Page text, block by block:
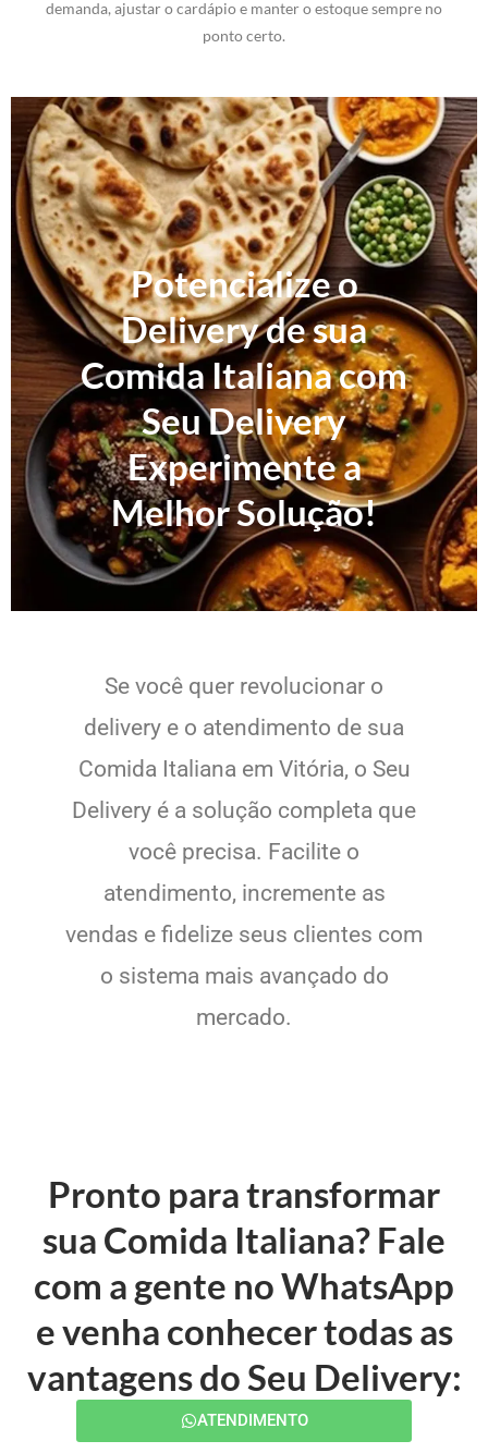
demanda, ajustar o cardápio e manter o estoque sempre no
ponto certo.
Potencialize o
Delivery de sua
Comida Italiana com
Seu Delivery
Experimente a
Melhor Solução!
Se você quer revolucionar o
delivery e o atendimento de sua
Comida Italiana em Vitória, o Seu
Delivery é a solução completa que
você precisa. Facilite o
atendimento, incremente as
vendas e fidelize seus clientes com
o sistema mais avançado do
mercado.
Pronto para transformar
sua Comida Italiana? Fale
com a gente no WhatsApp
e venha conhecer todas as
vantagens do Seu Delivery:
ATENDIMENTO